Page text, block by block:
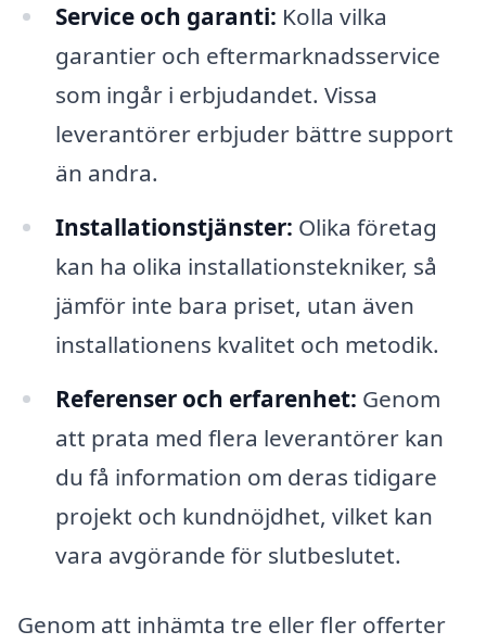
Service och garanti: Kolla vilka
garantier och eftermarknadsservice
som ingår i erbjudandet. Vissa
leverantörer erbjuder bättre support
än andra.
Installationstjänster: Olika företag
kan ha olika installationstekniker, så
jämför inte bara priset, utan även
installationens kvalitet och metodik.
Referenser och erfarenhet: Genom
att prata med flera leverantörer kan
du få information om deras tidigare
projekt och kundnöjdhet, vilket kan
vara avgörande för slutbeslutet.
Genom att inhämta tre eller fler offerter